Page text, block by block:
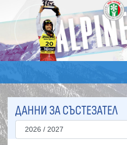
ДАННИ ЗА СЪСТЕЗАТЕЛ